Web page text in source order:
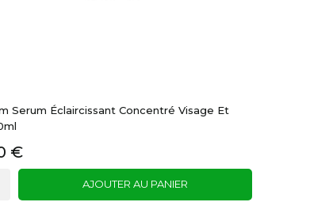
Serum Éclaircissant Concentré Visage Et
€
AJOUTER AU PANIER